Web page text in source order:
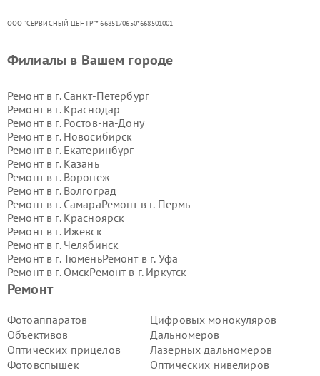
ООО "СЕРВИСНЫЙ ЦЕНТР"* 6685170650*668501001
Ремонт
Фотоаппаратов
Объективов
Оптических прицелов
Фотовспышек
Цифровых монокуляров
Дальномеров
Лазерных дальномеров
Оптических нивелиров
Филиалы в Вашем городе
Ремонт в г. Санкт-Петербург
Ремонт в г. Краснодар
Ремонт в г. Ростов-на-Дону
Ремонт в г. Новосибирск
Ремонт в г. Екатеринбург
Ремонт в г. Казань
Ремонт в г. Воронеж
Ремонт в г. Волгоград
Ремонт в г. СамараРемонт в г. Пермь
Ремонт в г. Красноярск
Ремонт в г. Ижевск
Ремонт в г. Челябинск
Ремонт в г.ТюменьРемонт в г. Уфа
Ремонт в г. ОмскРемонт в г. Иркутск
Ремонт в г.
Ремонт в г.
Ремонт в г.Тольятти
Ремонт в г.Хабаровск
Ремонт в г.Томск
Ремонт в г.Ульяновск